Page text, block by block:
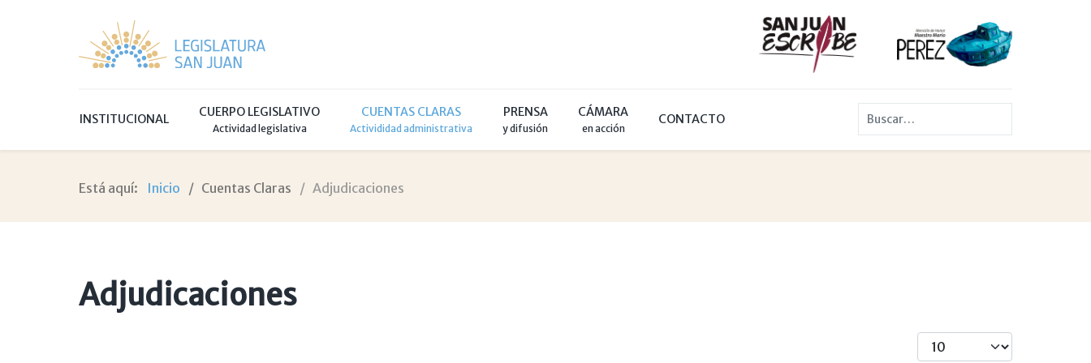
INSTITUCIONAL CUERPO LEGISLATIVO
Actividad legislativa
CUENTAS CLARAS
Activididad administrativa
PRENSA
y difusión
CÁMARA
en acción
CONTACTO Buscar
Está aquí: Inicio Cuentas Claras Adjudicaciones
Adjudicaciones
Cantidad